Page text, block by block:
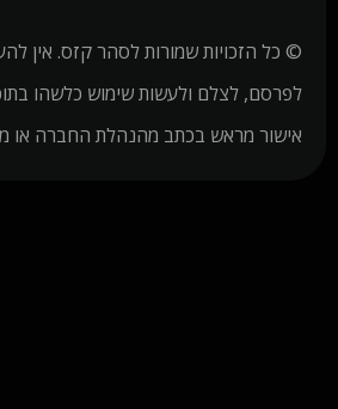
© כל הזכויות שמורות לסהר קזס. אין
לפרסם, לצלם ולעשות שימוש כלשהו
אישור מראש בכתב מהנהלת החברה או